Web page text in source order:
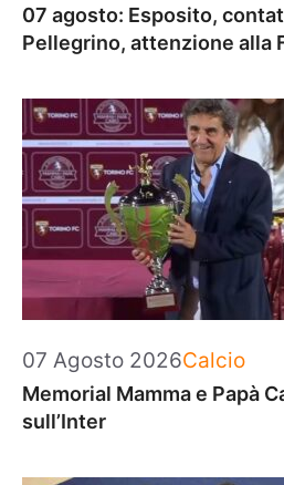
07 agosto: Esposito,
Pellegrino, attenzione alla
07 Agosto 2026Categorie
Calcio
Memorial Mamma e Papà
sull’Inter